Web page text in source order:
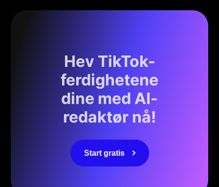
Hev TikTok-
ferdighetene
dine med AI-
redaktør nå!
Start gratis